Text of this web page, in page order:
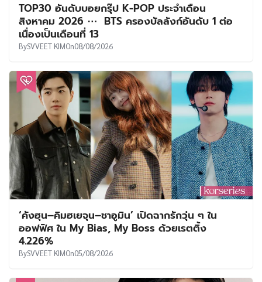
TOP30 อันดับบอยกรุ๊ป K-POP ประจำเดือน
สิงหาคม 2026 ⋯ BTS ครองบัลลังก์อันดับ 1 ต่อ
เนื่องเป็นเดือนที่ 13
BySVVEET KIMOn08/08/2026
‘คังฮุน–คิมฮเยจุน–ชาอูมิน’ เปิดฉากรักวุ่น ๆ ใน
ออฟฟิศ ใน My Bias, My Boss ด้วยเรตติ้ง
4.226%
BySVVEET KIMOn05/08/2026